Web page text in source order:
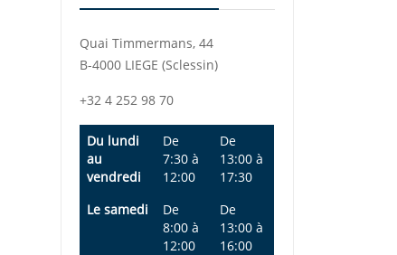
Quai Timmermans, 44
B-4000 LIEGE (Sclessin)
+32 4 252 98 70
Du lundi
au
vendredi
De
7:30 à
12:00
De
13:00 à
17:30
Le samedi
De
8:00 à
12:00
De
13:00 à
16:00